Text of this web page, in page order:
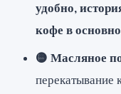
удобно,
кофе в
🟡 Масляное
перекатывание